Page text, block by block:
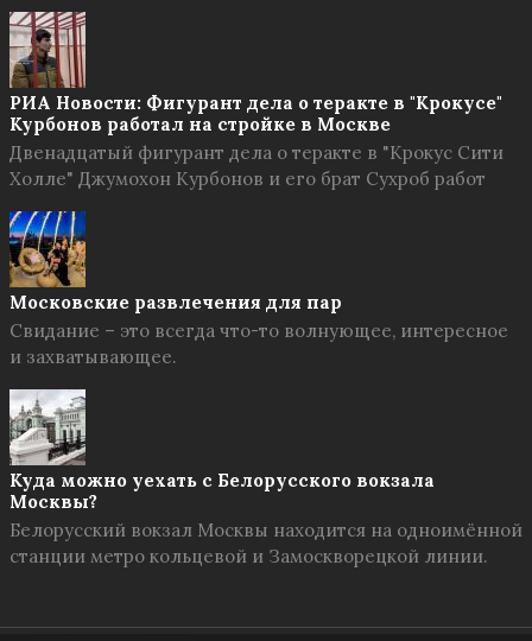
РИА Новости: Фигурант дела о теракте в "Крокусе"
Курбонов работал на стройке в Москве
Двенадцатый фигурант дела о теракте в "Крокус Сити
Холле" Джумохон Курбонов и его брат Сухроб работ
Московские развлечения для пар
Свидание – это всегда что-то волнующее, интересное
и захватывающее.
Куда можно уехать с Белорусского вокзала
Москвы?
Белорусский вокзал Москвы находится на одноимённой
станции метро кольцевой и Замоскворецкой линии.